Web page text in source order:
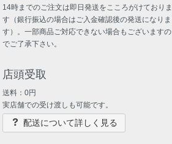
14時までのご注文は即日発送をこころがけておりま
す（銀行振込の場合はご入金確認後の発送になりま
す）。一部商品ご対応できない場合もございますの
でご了承下さい。
店頭受取
送料：0円
実店舗での受け渡しも可能です。
配送について詳しく見る